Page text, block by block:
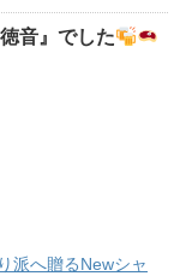
音』でした
派へ贈るNewシャ